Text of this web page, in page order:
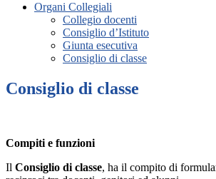
Organi Collegiali
Collegio docenti
Consiglio d’Istituto
Giunta esecutiva
Consiglio di classe
Consiglio di classe
Compiti e funzioni
Il Consiglio di classe, ha il compito di